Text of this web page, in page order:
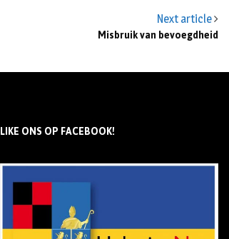
Next article
Misbruik van bevoegdheid
LIKE ONS OP FACEBOOK!